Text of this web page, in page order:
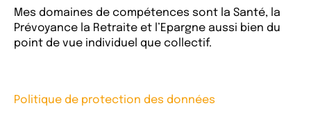
Mes domaines de compétences sont la Santé, la
Prévoyance la Retraite et l’Epargne aussi bien du
point de vue individuel que collectif.
Politique de protection des données